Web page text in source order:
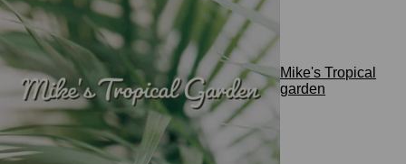
Mike's Tropical
garden